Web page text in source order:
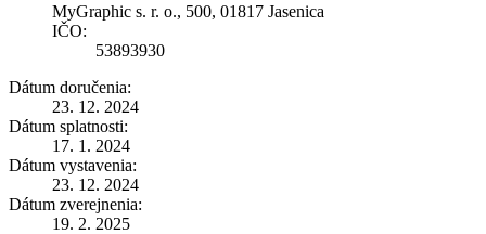
MyGraphic s. r. o., 500, 01817 Jasenica
IČO:
53893930
Dátum doručenia:
23. 12. 2024
Dátum splatnosti:
17. 1. 2024
Dátum vystavenia:
23. 12. 2024
Dátum zverejnenia:
19. 2. 2025